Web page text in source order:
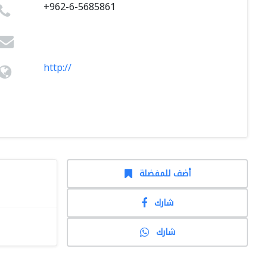
+962-6-5685861
http://
أضف للمفضلة
شارك
شارك